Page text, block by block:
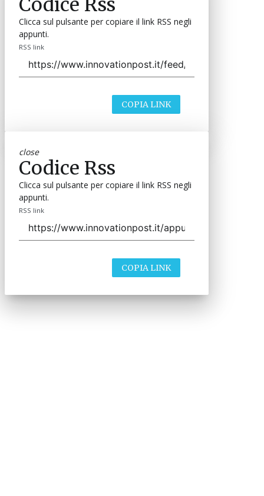
Clicca sul pulsante per copiare il link RSS negli
appunti.
RSS link
COPIA LINK
close
Codice Rss
Clicca sul pulsante per copiare il link RSS negli
appunti.
RSS link
COPIA LINK